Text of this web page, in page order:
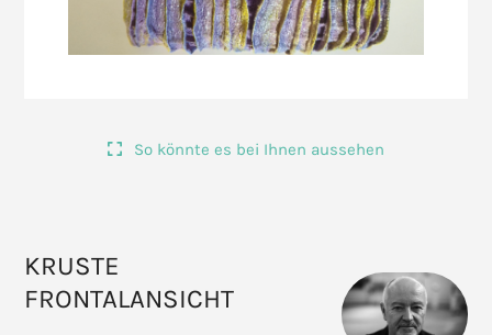
So könnte es bei Ihnen aussehen
KRUSTE
FRONTALANSICHT